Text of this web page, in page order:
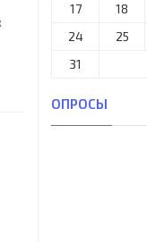
17
18
24
25
31
ОПРОСЫ